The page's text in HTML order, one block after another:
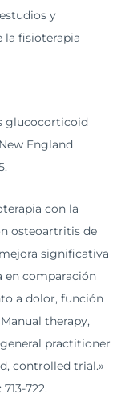
y
la fisioterapia
glucocorticoid
England
con la
osteoartritis de
significativa
en comparación
a dolor, función
therapy,
practitioner
controlled trial.»
722.